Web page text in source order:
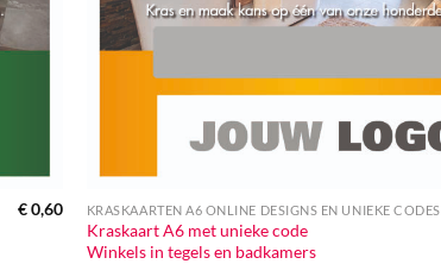
€0,60 KRASKAARTEN A6 ONLINE DESIGNS EN UNIEKE CODES
Kraskaart A6 met unieke code
Winkels in tegels en badkamers